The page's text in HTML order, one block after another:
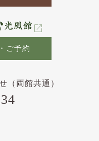
ご予約
（両館共通）